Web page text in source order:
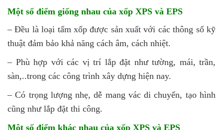
Một số điểm giống nhau của xốp XPS và EPS
– Đều là loại tấm xốp được sản xuất với các thông số kỹ
thuật đảm bảo khả năng cách âm, cách nhiệt.
– Phù hợp với các vị trí lắp đặt như tường, mái, trần,
sàn,..trong các công trình xây dựng hiện nay.
– Có trọng lượng nhẹ, dễ mang vác di chuyển, tạo hình
cũng như lắp đặt thi công.
Một số điểm khác nhau của xốp XPS và EPS